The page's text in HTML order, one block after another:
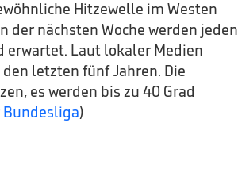
Hitzewelle im Westen
der nächsten Woche werden jeden
erwartet. Laut lokaler Medien
letzten fünf Jahren. Die
es werden bis zu 40 Grad
)